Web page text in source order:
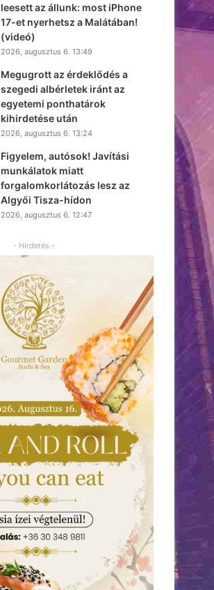
leesett az állunk: most iPhone
17-et nyerhetsz a Malátában!
(videó)
2026, augusztus 6. 13:49
Megugrott az érdeklődés a
szegedi albérletek iránt az
egyetemi ponthatárok
kihirdetése után
2026, augusztus 6. 13:24
Figyelem, autósok! Javítási
munkálatok miatt
forgalomkorlátozás lesz az
Algyői Tisza-hídon
2026, augusztus 6. 12:47
- Hirdetés -